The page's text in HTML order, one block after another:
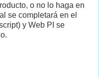
o no lo haga en
se completará en el
y Web PI se